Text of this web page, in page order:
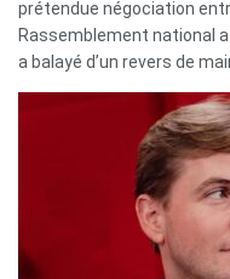
prétendue négociation
Rassemblement national
a balayé d’un revers de